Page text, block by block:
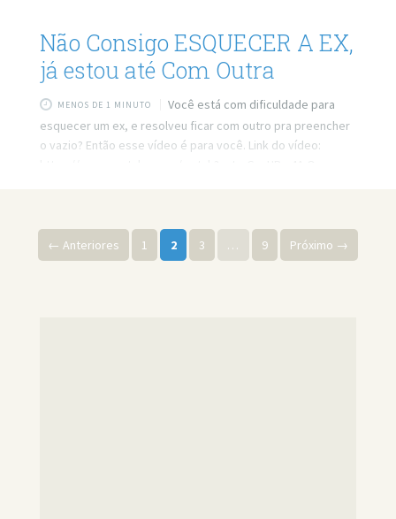
Não Consigo ESQUECER A EX,
já estou até Com Outra
MENOS DE 1 MINUTO
Você está com dificuldade para
esquecer um ex, e resolveu ficar com outro pra preencher
o vazio? Então esse vídeo é para você. Link do vídeo:
Paginação de posts
← Anteriores 1 2 3 … 9 Próximo →